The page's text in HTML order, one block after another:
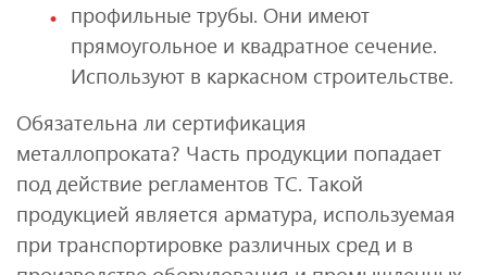
профильные трубы. Они имеют
прямоугольное и квадратное сечение.
Используют в каркасном строительстве.
Обязательна ли сертификация
металлопроката? Часть продукции попадает
под действие регламентов ТС. Такой
продукцией является арматура, используемая
при транспортировке различных сред и в